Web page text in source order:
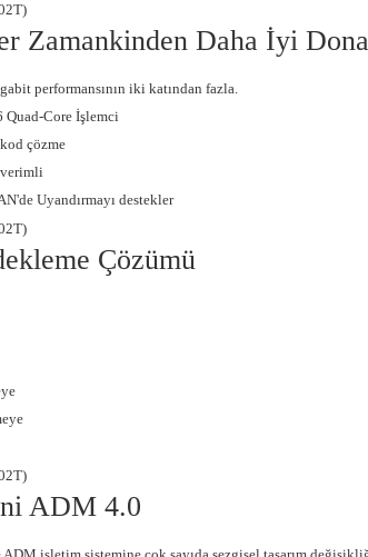
Zamankinden Daha İyi
performansının iki katından fazla.
Quad-Core İşlemci
çözme
Uyandırmayı destekler
Çözümü
ADM 4.0